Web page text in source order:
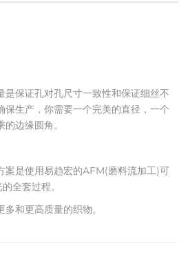
是保证孔对孔尺寸一致性和保证细丝不
保生产，你需要一个完美的直径，一个
边缘圆角。
案是使用易趋宏的AFM(磨料流加工)可
全套过程。
和更高质量的织物。